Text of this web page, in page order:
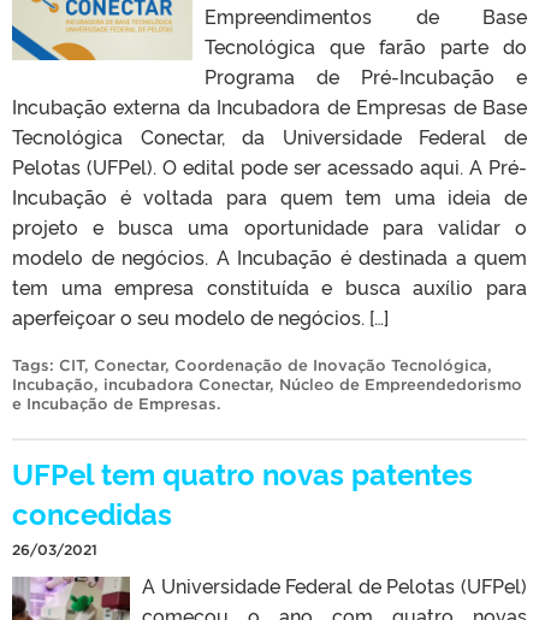
Empreendimentos de Base
Tecnológica que farão parte do
Programa de Pré-Incubação e
Incubação externa da Incubadora de Empresas de Base
Tecnológica Conectar, da Universidade Federal de
Pelotas (UFPel). O edital pode ser acessado aqui. A Pré-
Incubação é voltada para quem tem uma ideia de
projeto e busca uma oportunidade para validar o
modelo de negócios. A Incubação é destinada a quem
tem uma empresa constituída e busca auxílio para
aperfeiçoar o seu modelo de negócios. […]
Tags: CIT, Conectar, Coordenação de Inovação Tecnológica,
Incubação, incubadora Conectar, Núcleo de Empreendedorismo
e Incubação de Empresas.
UFPel tem quatro novas patentes
concedidas
26/03/2021
A Universidade Federal de Pelotas (UFPel)
começou o ano com quatro novas